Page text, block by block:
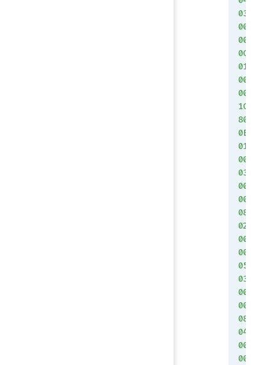
03
00
00
0C
01
00
00
1C
80
0E
01
00
03
00
00
08
02
00
00
05
03
00
00
08
04
00
00